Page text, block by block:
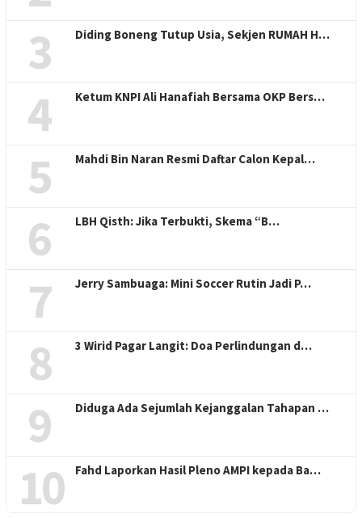
3 Diding Boneng Tutup Usia, Sekjen RUMAH H…
4 Ketum KNPI Ali Hanafiah Bersama OKP Bers…
5 Mahdi Bin Naran Resmi Daftar Calon Kepal…
6 LBH Qisth: Jika Terbukti, Skema “B…
7 Jerry Sambuaga: Mini Soccer Rutin Jadi P…
8 3 Wirid Pagar Langit: Doa Perlindungan d…
9 Diduga Ada Sejumlah Kejanggalan Tahapan …
10 Fahd Laporkan Hasil Pleno AMPI kepada Ba…